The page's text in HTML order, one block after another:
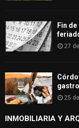
Fin
27
25
INMOBILIARIA Y